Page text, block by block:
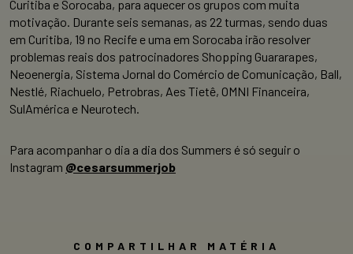
Curitiba e Sorocaba, para aquecer os grupos com muita
motivação. Durante seis semanas, as 22 turmas, sendo duas
em Curitiba, 19 no Recife e uma em Sorocaba irão resolver
problemas reais dos patrocinadores Shopping Guararapes,
Neoenergia, Sistema Jornal do Comércio de Comunicação, Ball,
Nestlé, Riachuelo, Petrobras, Aes Tietê, OMNI Financeira,
SulAmérica e Neurotech.
Para acompanhar o dia a dia dos Summers é só seguir o
Instagram @cesarsummerjob
COMPARTILHAR MATÉRIA